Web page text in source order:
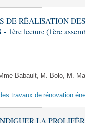
DE RÉALISATION
lecture (1ère
Babault, M. Bolo, M.
travaux de rénovation
LA